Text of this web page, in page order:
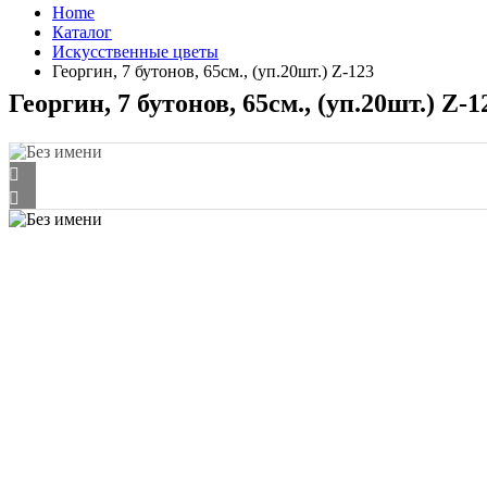
Home
Каталог
Искусственные цветы
Георгин, 7 бутонов, 65см., (уп.20шт.) Z-123
Георгин, 7 бутонов, 65см., (уп.20шт.) Z-